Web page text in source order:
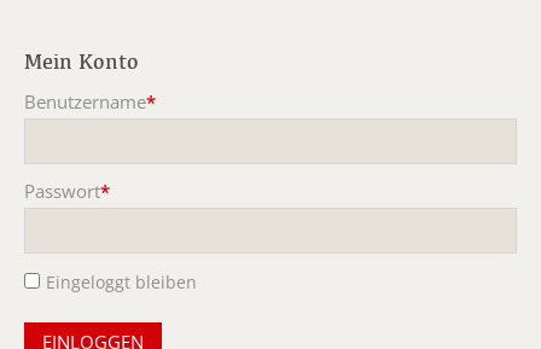
Mein Konto
Benutzername*
Passwort*
Eingeloggt bleiben